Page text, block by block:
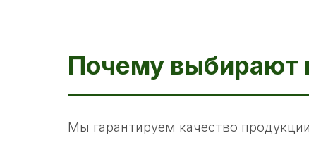
Почему выбирают
Мы гарантируем качество